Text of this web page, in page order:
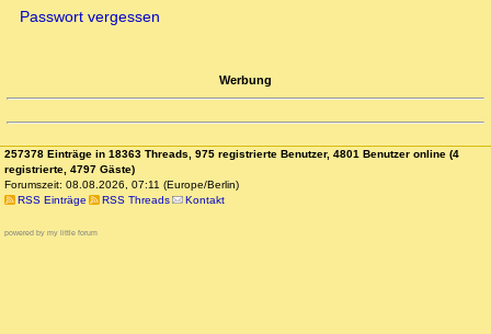
Passwort vergessen
Werbung
257378 Einträge in 18363 Threads, 975 registrierte Benutzer, 4801 Benutzer online (4
registrierte, 4797 Gäste)
Forumszeit: 08.08.2026, 07:11 (Europe/Berlin)
RSS Einträge
RSS Threads Kontakt
powered by my little forum